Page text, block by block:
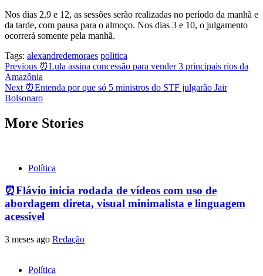
Nos dias 2,9 e 12, as sessões serão realizadas no período da manhã e
da tarde, com pausa para o almoço. Nos dias 3 e 10, o julgamento
ocorrerá somente pela manhã.
Tags: alexandredemoraes politica
Post
navigation
Previous ⏰Lula assina concessão para vender 3 principais rios da
Amazônia
Next ⏰Entenda por que só 5 ministros do STF julgarão Jair
Bolsonaro
More Stories
Política
⏰Flávio inicia rodada de vídeos com uso de
abordagem direta, visual minimalista e linguagem
acessível
3 meses ago Redação
Política